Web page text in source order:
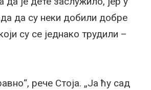
да су неки добили добре
су се једнако трудили –
рече Стоја. „Ја ћу сад